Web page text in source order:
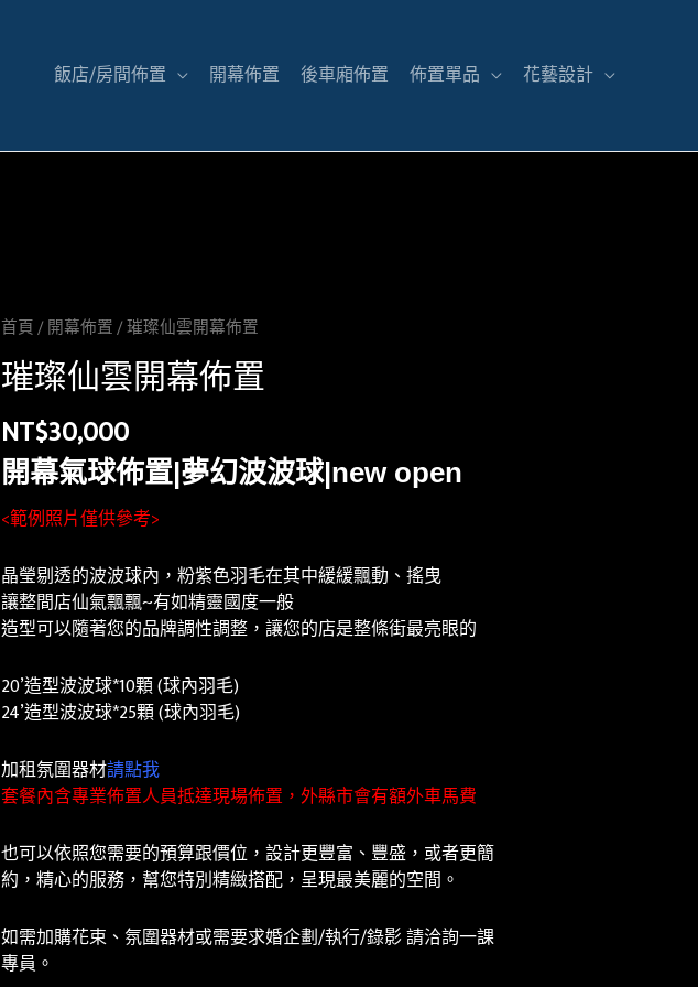
飯店/房間佈置 開幕佈置 後車廂佈置 佈置單品 花藝設計
首頁/開幕佈置/ 璀璨仙雲開幕佈置
璀璨仙雲開幕佈置
NT$30,000
開幕氣球佈置|夢幻波波球|new open
<範例照片僅供參考>
晶瑩剔透的波波球內，粉紫色羽毛在其中緩緩飄動、搖曳
讓整間店仙氣飄飄~有如精靈國度一般
造型可以隨著您的品牌調性調整，讓您的店是整條街最亮眼的
20’造型波波球*10顆 (球內羽毛)
24’造型波波球*25顆 (球內羽毛)
加租氛圍器材請點我
套餐內含專業佈置人員抵達現場佈置，外縣市會有額外車馬費
也可以依照您需要的預算跟價位，設計更豐富、豐盛，或者更簡
約，精心的服務，幫您特別精緻搭配，呈現最美麗的空間。
如需加購花束、氛圍器材或需要求婚企劃/執行/錄影 請洽詢一課
專員。